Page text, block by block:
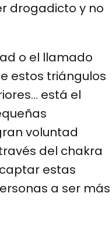
drogadicto y no
o el llamado
estos triángulos
está el
voluntad
del chakra
estas
a ser más